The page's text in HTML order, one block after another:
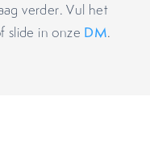
verder. Vul het
slide in onze DM.